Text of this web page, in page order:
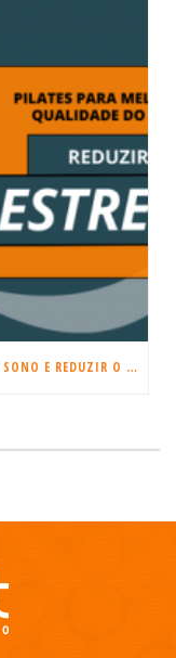
PILATES PARA MELHORAR A QUALIDADE DO SONO E REDUZIR O ESTRESSE